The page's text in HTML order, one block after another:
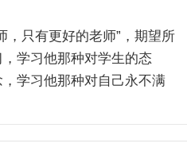
，只有更好的老师”，期望所
学习他那种对学生的态
学习他那种对自己永不满